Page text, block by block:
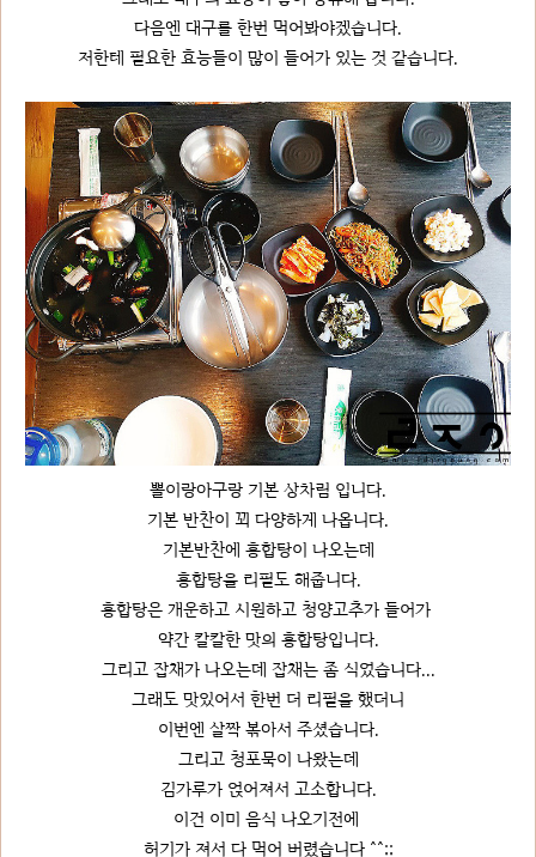
다음엔 대구를 한번 먹어봐야겠습니다.
저한테 필요한 효능들이 많이 들어가 있는 것 같습니다.
뽈이랑아구랑 기본 상차림 입니다.
기본 반찬이 꾀 다양하게 나옵니다.
기본반찬에 홍합탕이 나오는데
홍합탕을 리필도 해줍니다.
홍합탕은 개운하고 시원하고 청양고추가 들어가
약간 칼칼한 맛의 홍합탕입니다.
그리고 잡채가 나오는데 잡채는 좀 식었습니다...
그래도 맛있어서 한번 더 리필을 했더니
이번엔 살짝 볶아서 주셨습니다.
그리고 청포묵이 나왔는데
김가루가 얹어져서 고소합니다.
이건 이미 음식 나오기전에
허기가 져서 다 먹어 버렸습니다 ^^;;